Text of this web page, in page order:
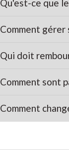
Qu'est-ce que
Comment gérer
Qui doit
Comment sont
Comment